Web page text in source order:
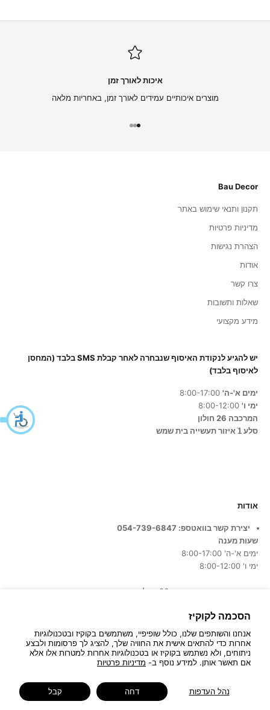
הסכמה לקוקיז
אנחנו והשותפים שלנו, כולל שופיפיי, משתמשים בקוקיז ובטכנולוגיות
אחרות כדי להתאים אישית את החוויה שלך, להציג לך פרסומות ולבצע
ניתוחים, ולא נשתמש בקוקיז או בטכנולוגיות אחרות למטרות אלו אלא
אם תאשר אותן. למידע נוסף ב- מדיניות פרטיות
נהל העדפות קבל דחה
איכות לאורך זמן
מוצרים איכותיים עמידים לאורך זמן, באחריות מלאה
עבור לפריט 1
עבור לפריט 2
עבור לפריט 3
Bau Decor
תקנון ותנאי שימוש באתר
מדיניות פרטיות
הצהרת נגישות
אודות
צרו קשר
שאלות ותשובות
מידע מקצועי
יש להגיע לנקודת האיסוף שנבחרה לאחר קבלת SMS בלבד (המחסן
לאיסוף בלבד)
ימים א'-ה'
ימי ו'
המרכבה 26 חולון
סלע 1ֿ איזור תעשייה בית שמש
אודות
יצירת קשר בוואטספ: 054-739-6847
שעות מענה
ימים א'-ה' 8:00-17:00
ימי ו' 8:00-12:00
© 2026 - Bau Decor